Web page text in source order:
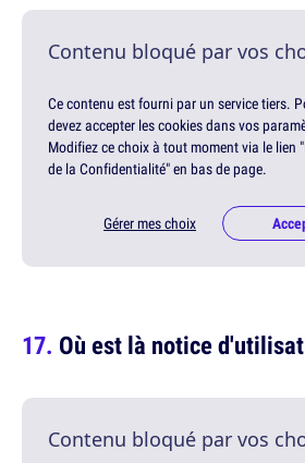
Contenu bloqué par vos
Ce contenu est fourni par un service tiers.
devez accepter les cookies dans vos
Modifiez ce choix à tout moment via le lien
de la Confidentialité" en bas de page.
Gérer mes choix
Où est là notice
Contenu bloqué par vos